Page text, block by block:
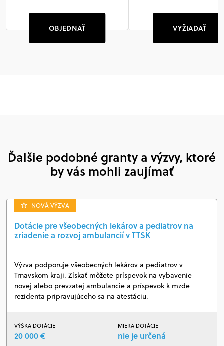
OBJEDNAŤ VYŽIADAŤ
Ďalšie podobné granty a výzvy, ktoré
by vás mohli zaujímať
NOVÁ VÝZVA
Dotácie pre všeobecných lekárov a pediatrov na
zriadenie a rozvoj ambulancií v TTSK
Výzva podporuje všeobecných lekárov a pediatrov v
Trnavskom kraji. Získať môžete príspevok na vybavenie
novej alebo prevzatej ambulancie a príspevok k mzde
rezidenta pripravujúceho sa na atestáciu.
VÝŠKA DOTÁCIE
20 000 €
MIERA DOTÁCIE
nie je určená